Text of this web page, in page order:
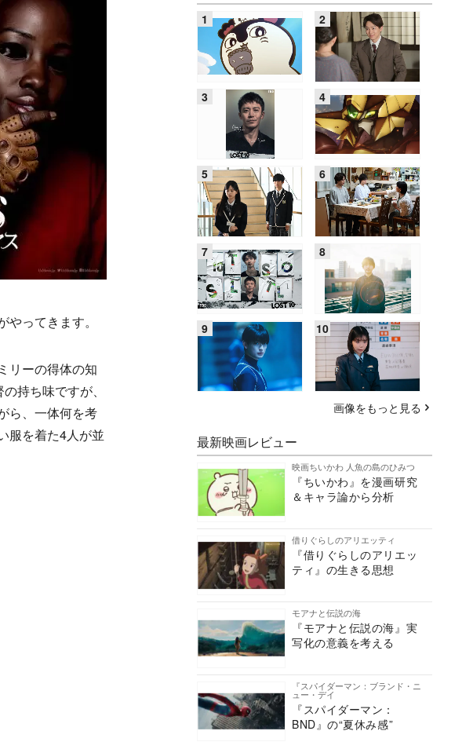
ってきます。
リーの得体の知
持ち味ですが、
ら、一体何を考
服を着た4人が並
画像をもっと見る
最新映画レビュー
映画ちいかわ 人魚の島のひみつ
『ちいかわ』を漫画研究
＆キャラ論から分析
借りぐらしのアリエッティ
『借りぐらしのアリエッ
ティ』の生きる思想
モアナと伝説の海
『モアナと伝説の海』実
写化の意義を考える
『スパイダーマン：ブランド・ニ
ュー・デイ
『スパイダーマン：
BND』の“夏休み感”